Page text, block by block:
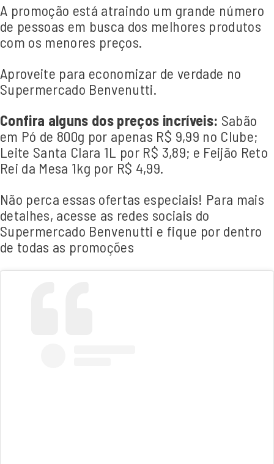
A promoção está atraindo um grande número
de pessoas em busca dos melhores produtos
com os menores preços.
Aproveite para economizar de verdade no
Supermercado Benvenutti.
Confira alguns dos preços incríveis: Sabão
em Pó de 800g por apenas R$ 9,99 no Clube;
Leite Santa Clara 1L por R$ 3,89; e Feijão Reto
Rei da Mesa 1kg por R$ 4,99.
Não perca essas ofertas especiais! Para mais
detalhes, acesse as redes sociais do
Supermercado Benvenutti e fique por dentro
de todas as promoções